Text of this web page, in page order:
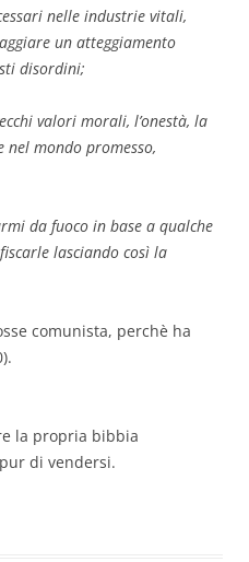
nelle industrie vitali,
un atteggiamento
disordini;
valori morali, l’onestà, la
nel mondo promesso,
da fuoco in base a qualche
lasciando così la
comunista, perchè ha
la propria bibbia
di vendersi.